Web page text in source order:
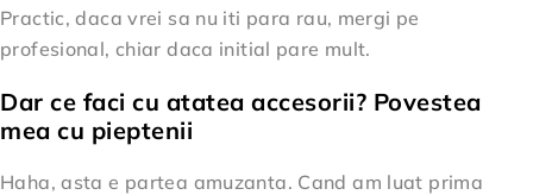
Practic, daca vrei sa nu iti para rau, mergi pe
profesional, chiar daca initial pare mult.
Dar ce faci cu atatea accesorii? Povestea
mea cu pieptenii
Haha, asta e partea amuzanta. Cand am luat prima